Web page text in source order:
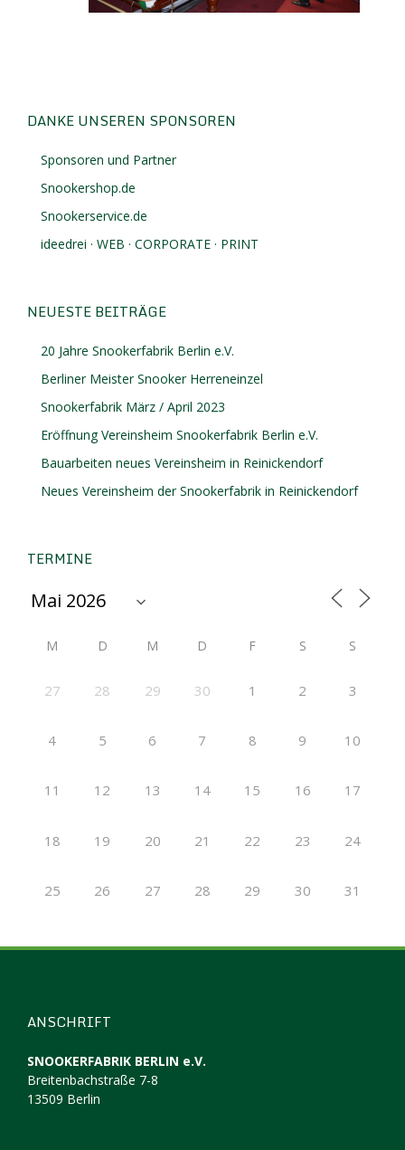
DANKE UNSEREN SPONSOREN
Sponsoren und Partner
Snookershop.de
Snookerservice.de
ideedrei · WEB · CORPORATE · PRINT
NEUESTE BEITRÄGE
20 Jahre Snookerfabrik Berlin e.V.
Berliner Meister Snooker Herreneinzel
Snookerfabrik März / April 2023
Eröffnung Vereinsheim Snookerfabrik Berlin e.V.
Bauarbeiten neues Vereinsheim in Reinickendorf
Neues Vereinsheim der Snookerfabrik in Reinickendorf
TERMINE
M D M D F S S
27 28 29 30 1 2 3
4 5 6 7 8 9 10
11 12 13 14 15 16 17
18 19 20 21 22 23 24
25 26 27 28 29 30 31
ANSCHRIFT
SNOOKERFABRIK BERLIN e.V.
Breitenbachstraße 7-8
13509 Berlin